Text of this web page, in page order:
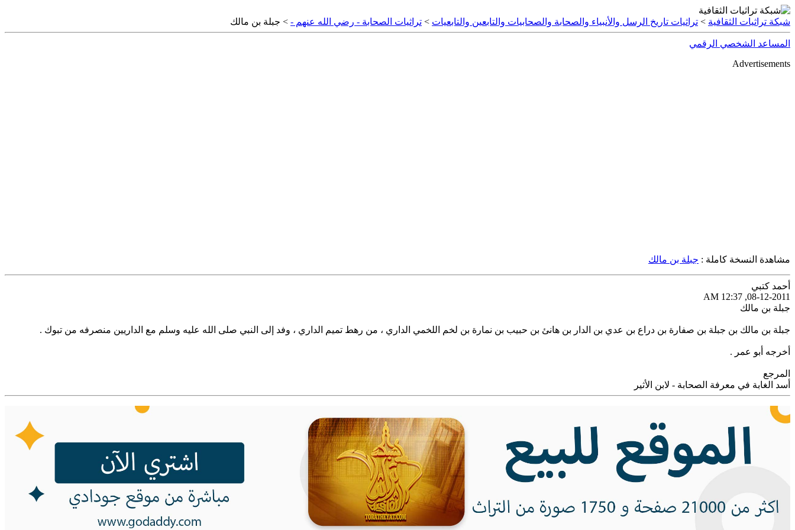
شبكة تراثيات الثقافية > تراثيات تاريخ الرسل والأنبياء والصحابة والصحابيات والتابعين والتابعيات > تراثيات الصحابة - رضي الله عنهم - > جبلة بن مالك
المساعد الشخصي الرقمي
Advertisements
مشاهدة النسخة كاملة : جبلة بن مالك
أحمد كتبي
08-12-2011, 12:37 AM
جبلة بن مالك
جبلة بن مالك بن جبلة بن صفارة بن دراع بن عدي بن الدار بن هانئ بن حبيب بن نمارة بن لخم اللخمي الداري ، من رهط تميم الداري ، وفد إلى النبي صلى الله عليه وسلم مع الداريين منصرفه من تبوك‏ .‏
أخرجه أبو عمر ‏.‏
المرجع
أسد الغابة في معرفة الصحابة - لابن الأثير